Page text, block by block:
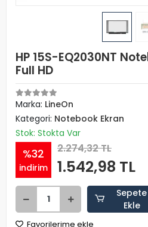
HP 15S-EQ2030NT
Full HD
Marka: LineOn
Kategori: Notebook Ekran
Stok: Stokta Var
%32
indirim
2.274,32 TL
1.542,98 TL
Sepete
Ekle
Favorilerime ekle